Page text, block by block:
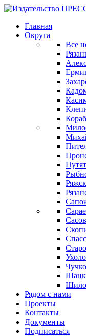
Главная
Округа
Все
Рядом с нами
Проекты
Контакты
Документы
Подписаться